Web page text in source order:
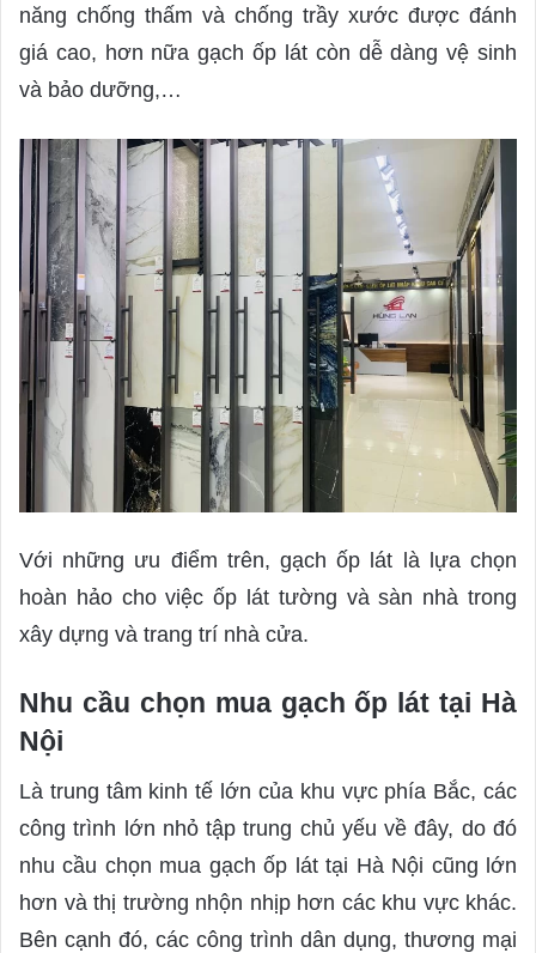
năng chống thấm và chống trầy xước được đánh
giá cao, hơn nữa gạch ốp lát còn dễ dàng vệ sinh
và bảo dưỡng,…
Với những ưu điểm trên, gạch ốp lát là lựa chọn
hoàn hảo cho việc ốp lát tường và sàn nhà trong
xây dựng và trang trí nhà cửa.
Nhu cầu chọn mua gạch ốp lát tại Hà
Nội
Là trung tâm kinh tế lớn của khu vực phía Bắc, các
công trình lớn nhỏ tập trung chủ yếu về đây, do đó
nhu cầu chọn mua gạch ốp lát tại Hà Nội cũng lớn
hơn và thị trường nhộn nhịp hơn các khu vực khác.
Bên cạnh đó, các công trình dân dụng, thương mại